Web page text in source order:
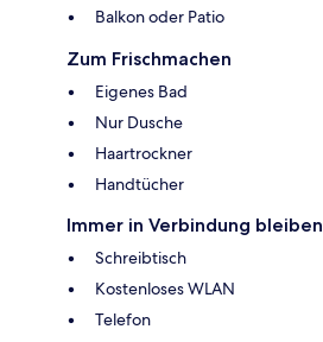
Balkon oder Patio
Zum Frischmachen
Eigenes Bad
Nur Dusche
Haartrockner
Handtücher
Immer in Verbindung bleiben
Schreibtisch
Kostenloses WLAN
Telefon